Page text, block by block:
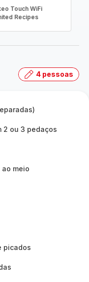
Touch WiFi
Recipes
4 pessoas
2 ou 3 pedaços
meio
picados